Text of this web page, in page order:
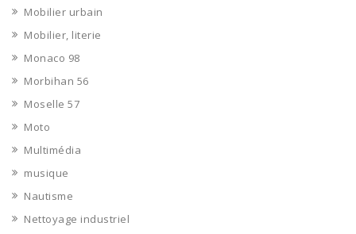
Mobilier urbain
Mobilier, literie
Monaco 98
Morbihan 56
Moselle 57
Moto
Multimédia
musique
Nautisme
Nettoyage industriel